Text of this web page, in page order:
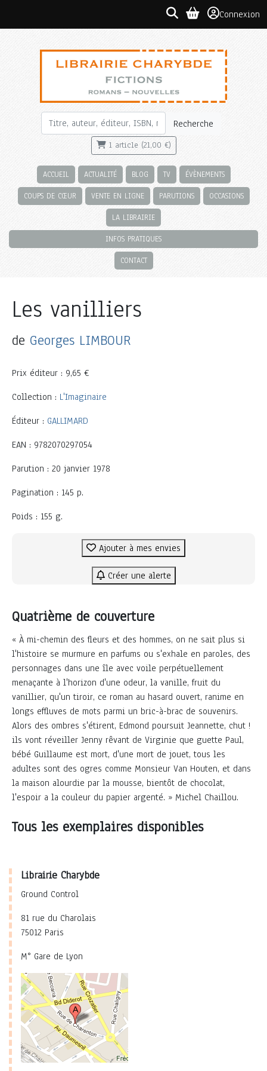
Connexion
Recherche
1 article (21,00 €)
ACCUEIL ACTUALITÉ BLOG TV ÉVÈNEMENTS
COUPS DE CŒUR VENTE EN LIGNE PARUTIONS OCCASIONS
LA LIBRAIRIE
INFOS PRATIQUES
CONTACT
Les vanilliers
de Georges LIMBOUR
Prix éditeur : 9,65 €
Collection : L'Imaginaire
Éditeur : GALLIMARD
EAN : 9782070297054
Parution : 20 janvier 1978
Pagination : 145 p.
Poids : 155 g.
Ajouter à mes envies
Créer une alerte
Quatrième de couverture
« À mi-chemin des fleurs et des hommes, on ne sait plus si
l'histoire se murmure en parfums ou s'exhale en paroles, des
personnages dans une île avec voile perpétuellement
menaçante à l'horizon d'une odeur, la vanille, fruit du
vanillier, qu'un tiroir, ce roman au hasard ouvert, ranime en
longs effluves de mots parmi un bric-à-brac de souvenirs.
Alors des ombres s'étirent, Edmond poursuit Jeannette, chut !
ils vont réveiller Jenny rêvant de Virginie que guette Paul,
bébé Guillaume est mort, d'une mort de jouet, tous les
adultes sont des ogres comme Monsieur Van Houten, et dans
la maison alourdie par la mousse, bientôt de chocolat,
l'espoir a la couleur du papier argenté. » Michel Chaillou.
Tous les exemplaires disponibles
Librairie Charybde
Ground Control
81 rue du Charolais
75012 Paris
M° Gare de Lyon